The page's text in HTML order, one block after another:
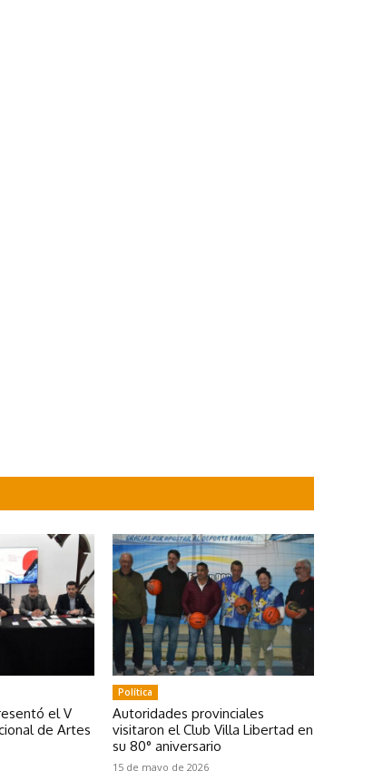
el V
de Artes
Política
Autoridades provinciales
visitaron el Club Villa Libertad en
su 80° aniversario
15 de mayo de 2026